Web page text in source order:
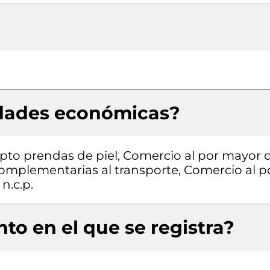
económicas?
prendas de piel, Comercio al por mayor
al transporte, Comercio al
en el que se registra?